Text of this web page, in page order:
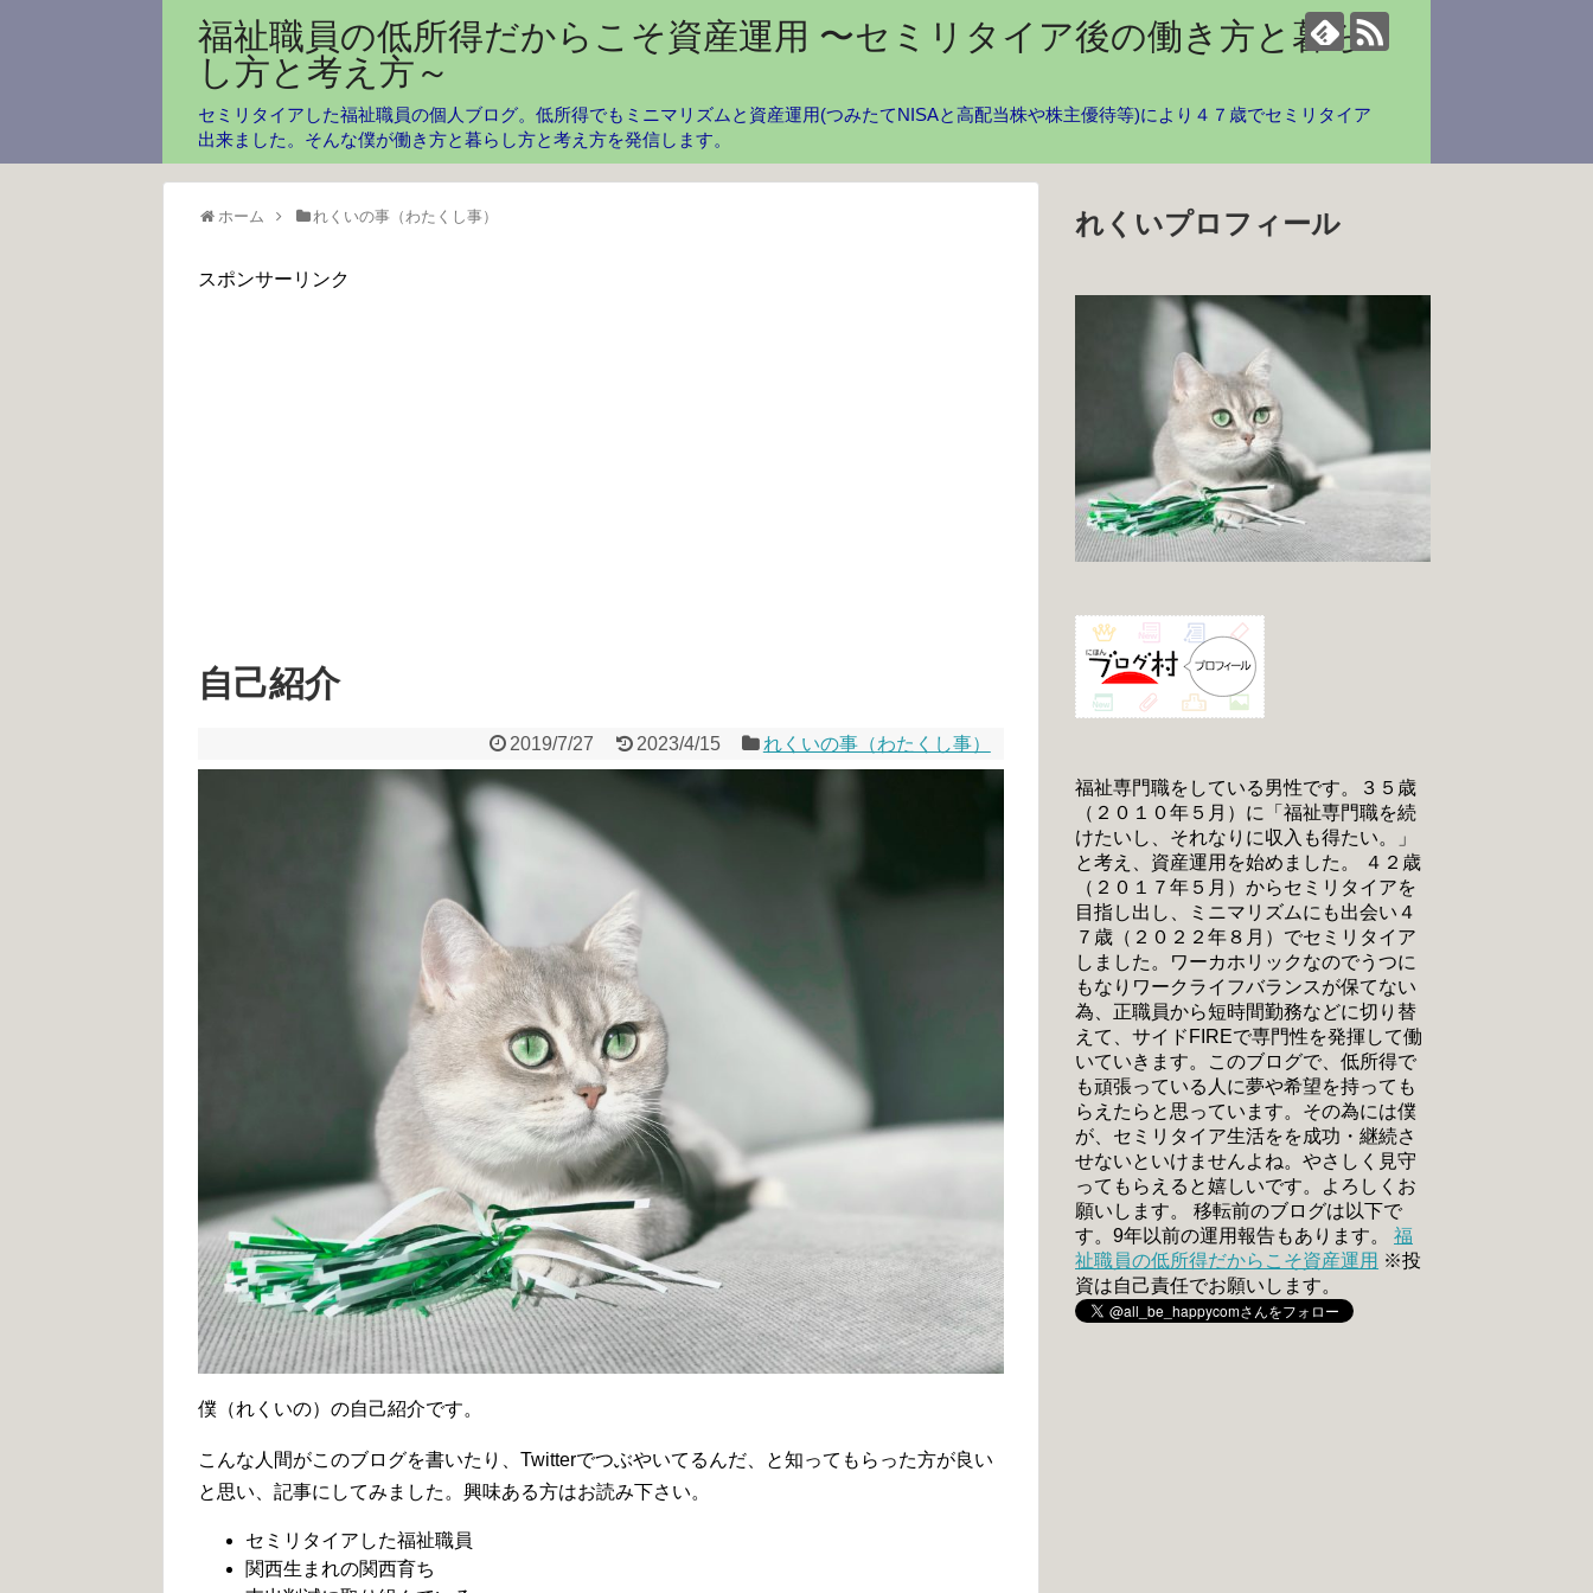
福祉職員の低所得だからこそ資産運用 〜セミリタイア後の働き方と暮ら
し方と考え方～
セミリタイアした福祉職員の個人ブログ。低所得でもミニマリズムと資産運用(つみたてNISAと高配当株や株主優待等)により４７歳でセミリタイア
出来ました。そんな僕が働き方と暮らし方と考え方を発信します。
ホーム れくいの事（わたくし事）
スポンサーリンク
自己紹介
2019/7/27 2023/4/15 れくいの事（わたくし事）
僕（れくいの）の自己紹介です。
こんな人間がこのブログを書いたり、Twitterでつぶやいてるんだ、と知ってもらった方が良い
と思い、記事にしてみました。興味ある方はお読み下さい。
セミリタイアした福祉職員
関西生まれの関西育ち
れくいプロフィール
福祉専門職をしている男性です。３５歳
（２０１０年５月）に「福祉専門職を続
けたいし、それなりに収入も得たい。」
と考え、資産運用を始めました。 ４２歳
（２０１７年５月）からセミリタイアを
目指し出し、ミニマリズムにも出会い４
７歳（２０２２年８月）でセミリタイア
しました。ワーカホリックなのでうつに
もなりワークライフバランスが保てない
為、正職員から短時間勤務などに切り替
えて、サイドFIREで専門性を発揮して働
いていきます。このブログで、低所得で
も頑張っている人に夢や希望を持っても
らえたらと思っています。その為には僕
が、セミリタイア生活をを成功・継続さ
せないといけませんよね。やさしく見守
ってもらえると嬉しいです。よろしくお
願いします。 移転前のブログは以下で
す。9年以前の運用報告もあります。 福
祉職員の低所得だからこそ資産運用 ※投
資は自己責任でお願いします。